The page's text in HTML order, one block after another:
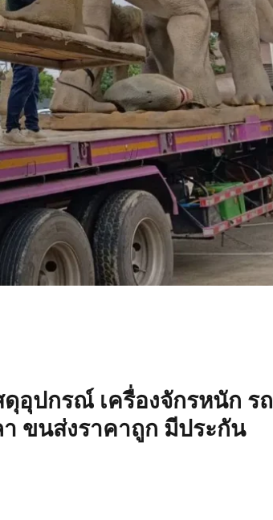
อุปกรณ์ เครื่องจักรหนัก รถ
า ขนส่งราคาถูก มีประกัน